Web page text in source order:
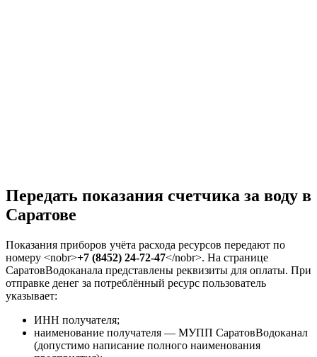
Передать показания счетчика за воду в
Саратове
Показания приборов учёта расхода ресурсов передают по
номеру <nobr>+7 (8452) 24-72-47</nobr>. На странице
СаратовВодоканала представлены реквизиты для оплаты. При
отправке денег за потреблённый ресурс пользователь
указывает:
ИНН получателя;
наименование получателя — МУПП СаратовВодоканал
(допустимо написание полного наименования